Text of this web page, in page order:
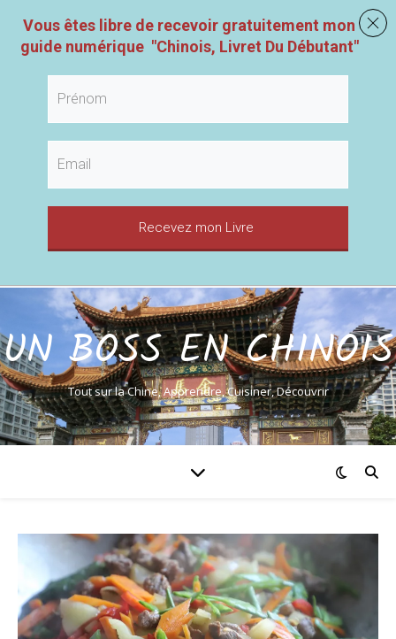
UN BOSS EN CHINOIS
Tout sur la Chine, Apprendre, Cuisiner, Découvrir
Vous êtes libre de recevoir gratuitement mon
guide numérique "Chinois, Livret Du Débutant"
Recevez mon Livre